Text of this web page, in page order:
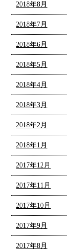
2018年8月
2018年7月
2018年6月
2018年5月
2018年4月
2018年3月
2018年2月
2018年1月
2017年12月
2017年11月
2017年10月
2017年9月
2017年8月